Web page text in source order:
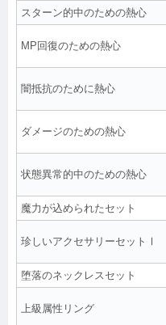
スターン的中のための熱心
MP回復のための熱心
闇抵抗のために熱心
ダメージのための熱心
状態異常的中のための熱心
魔力が込められたセット
珍しいアクセサリーセットⅠ
堕落のネックレスセット
上級属性リング